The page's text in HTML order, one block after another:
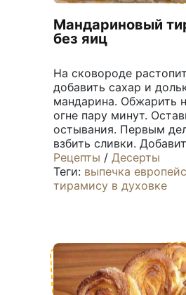
Мандариновый
без яиц
На сковороде
добавить сахар и
мандарина. Обжарить
огне пару минут.
остывания. Первым
взбить сливки.
Рецепты / Десерты
Теги: выпечка
тирамису в духовке